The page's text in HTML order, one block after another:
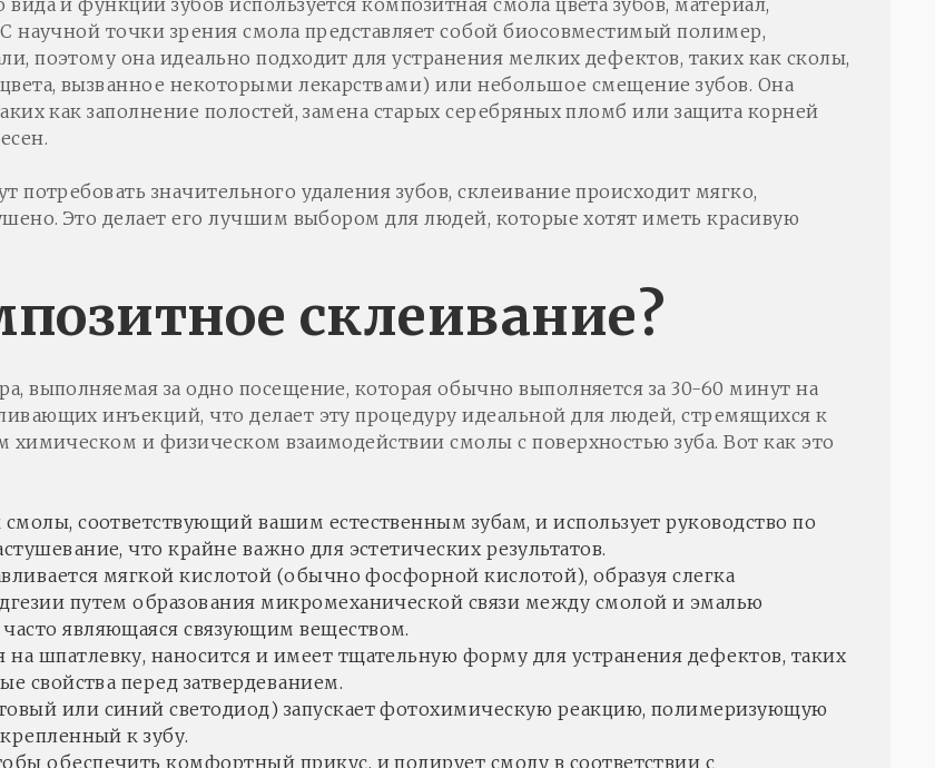
и функции зубов используется композитная смола цвета зубов, материал,
научной точки зрения смола представляет собой биосовместимый полимер,
поэтому она идеально подходит для устранения мелких дефектов, таких как сколы,
вызванное некоторыми лекарствами) или небольшое смещение зубов. Она
как заполнение полостей, замена старых серебряных пломб или защита корней
значительного удаления зубов, склеивание происходит мягко,
Это делает его лучшим выбором для людей, которые хотят иметь красивую
склеивание?
выполняемая за одно посещение, которая обычно выполняется за 30-60 минут на
инъекций, что делает эту процедуру идеальной для людей, стремящихся к
химическом и физическом взаимодействии смолы с поверхностью зуба. Вот как это
соответствующий вашим естественным зубам, и использует руководство по
что крайне важно для эстетических результатов.
мягкой кислотой (обычно фосфорной кислотой), образуя слегка
путем образования микромеханической связи между смолой и эмалью
являющаяся связующим веществом.
на шпатлевку, наносится и имеет тщательную форму для устранения дефектов, таких
свойства перед затвердеванием.
или синий светодиод) запускает фотохимическую реакцию, полимеризующую
к зубу.
обеспечить комфортный прикус, и полирует смолу в соответствии с